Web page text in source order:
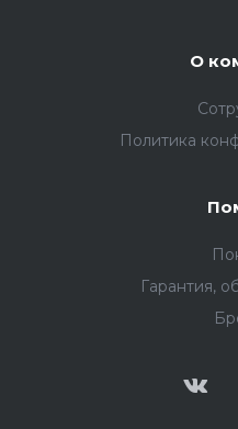
О
Политика
Гарантия,